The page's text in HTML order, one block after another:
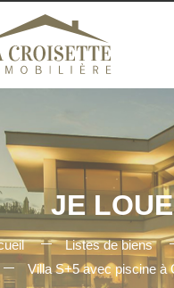
JE LOUE
Listes de biens
Villa S+5 avec piscine à